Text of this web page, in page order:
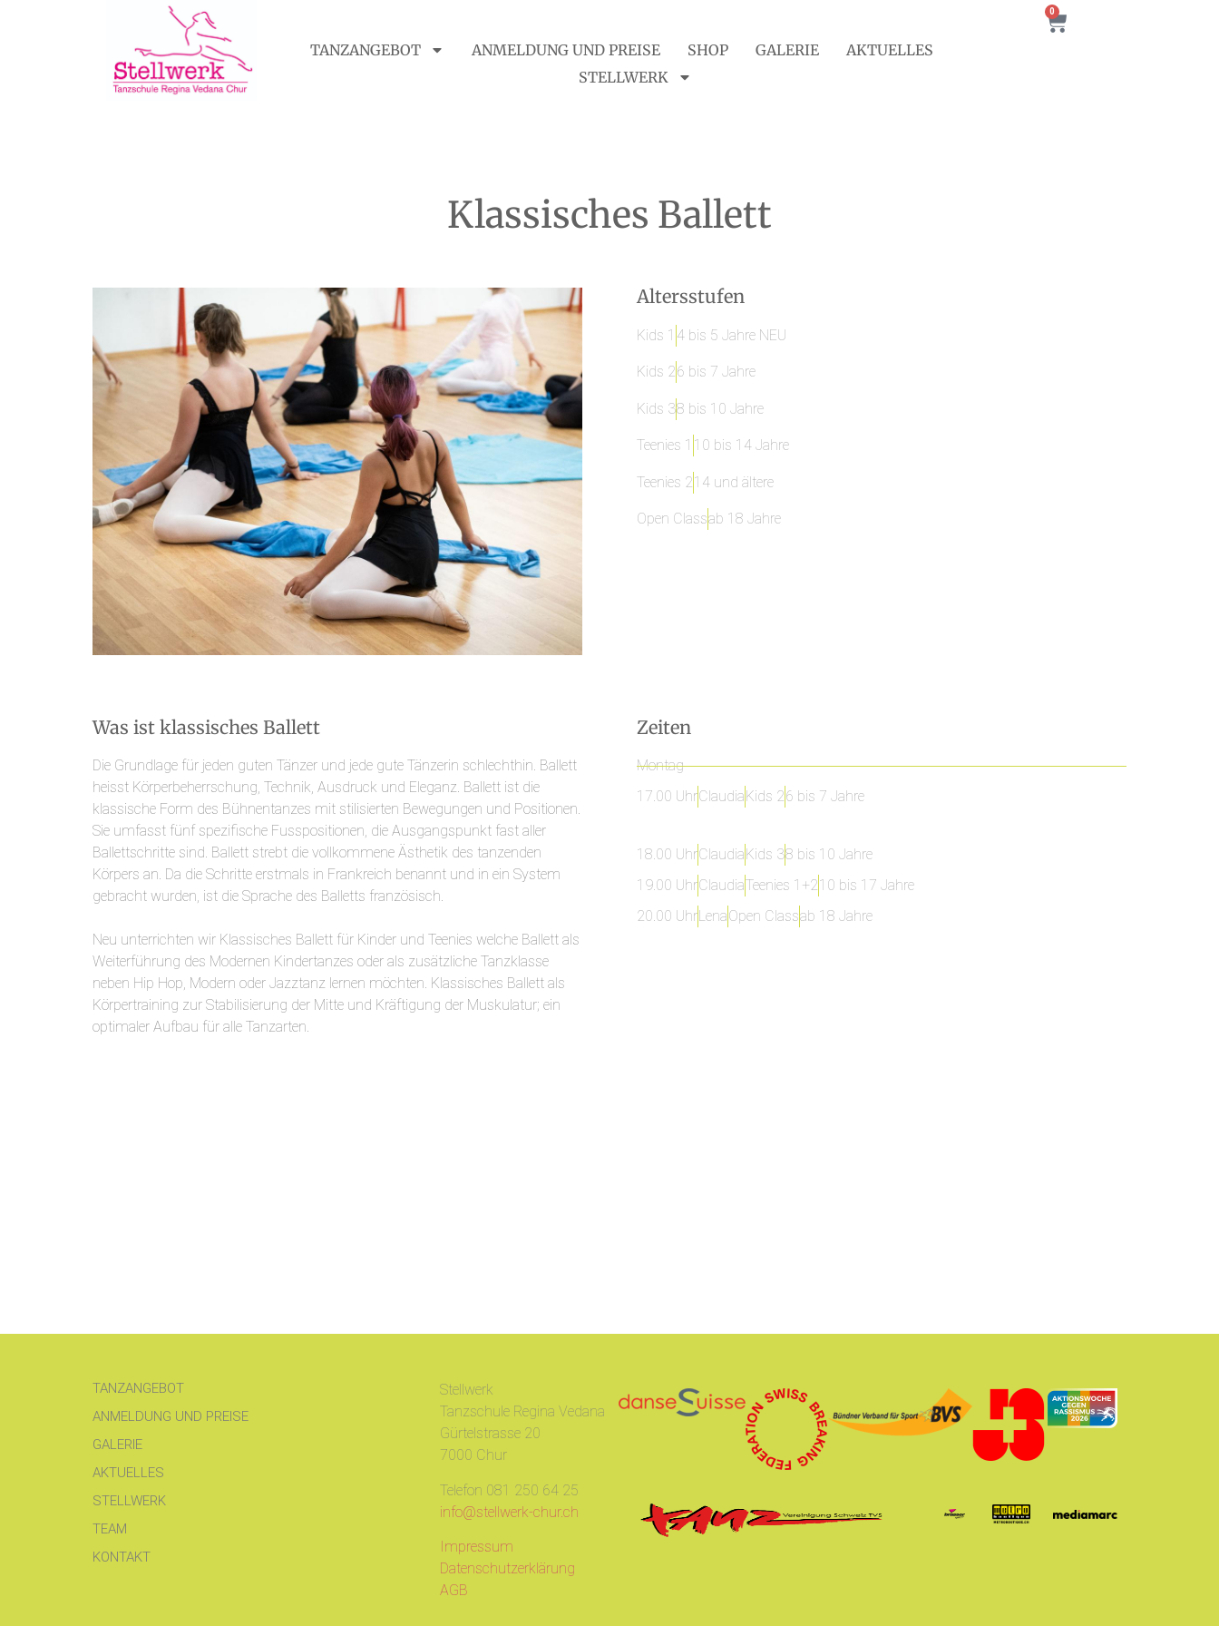
TANZANGEBOT ANMELDUNG UND PREISE SHOP GALERIE
AKTUELLES
STELLWERK
0
Klassisches Ballett
Altersstufen
Kids 1 4 bis 5 Jahre NEU
Kids 26 bis 7 Jahre
Kids 38 bis 10 Jahre
Teenies 1 10 bis 14 Jahre
Teenies 214 und ältere
Open Classab 18 Jahre
Was ist klassisches Ballett Zeiten
Die Grundlage für jeden guten Tänzer und jede gute Tänzerin schlechthin. Ballett
heisst Körperbeherrschung, Technik, Ausdruck und Eleganz. Ballett ist die
klassische Form des Bühnentanzes mit stilisierten Bewegungen und Positionen.
Sie umfasst fünf spezifische Fusspositionen, die Ausgangspunkt fast aller
Ballettschritte sind. Ballett strebt die vollkommene Ästhetik des tanzenden
Körpers an. Da die Schritte erstmals in Frankreich benannt und in ein System
gebracht wurden, ist die Sprache des Balletts französisch.
Neu unterrichten wir Klassisches Ballett für Kinder und Teenies welche Ballett als
Weiterführung des Modernen Kindertanzes oder als zusätzliche Tanzklasse
neben Hip Hop, Modern oder Jazztanz lernen möchten. Klassisches Ballett als
Körpertraining zur Stabilisierung der Mitte und Kräftigung der Muskulatur; ein
optimaler Aufbau für alle Tanzarten.
Montag
17.00 UhrClaudia Kids 26 bis 7 Jahre
18.00 UhrClaudia Kids 38 bis 10 Jahre
19.00 UhrClaudiaTeenies 1+210 bis 17 Jahre
20.00 UhrLenaOpen Classab 18 Jahre
TANZANGEBOT
ANMELDUNG UND PREISE
GALERIE
AKTUELLES
STELLWERK
TEAM
KONTAKT
Stellwerk
Tanzschule Regina Vedana
Gürtelstrasse 20
7000 Chur
Telefon 081 250 64 25
info@stellwerk-chur.ch
Impressum
Datenschutzerklärung
AGB